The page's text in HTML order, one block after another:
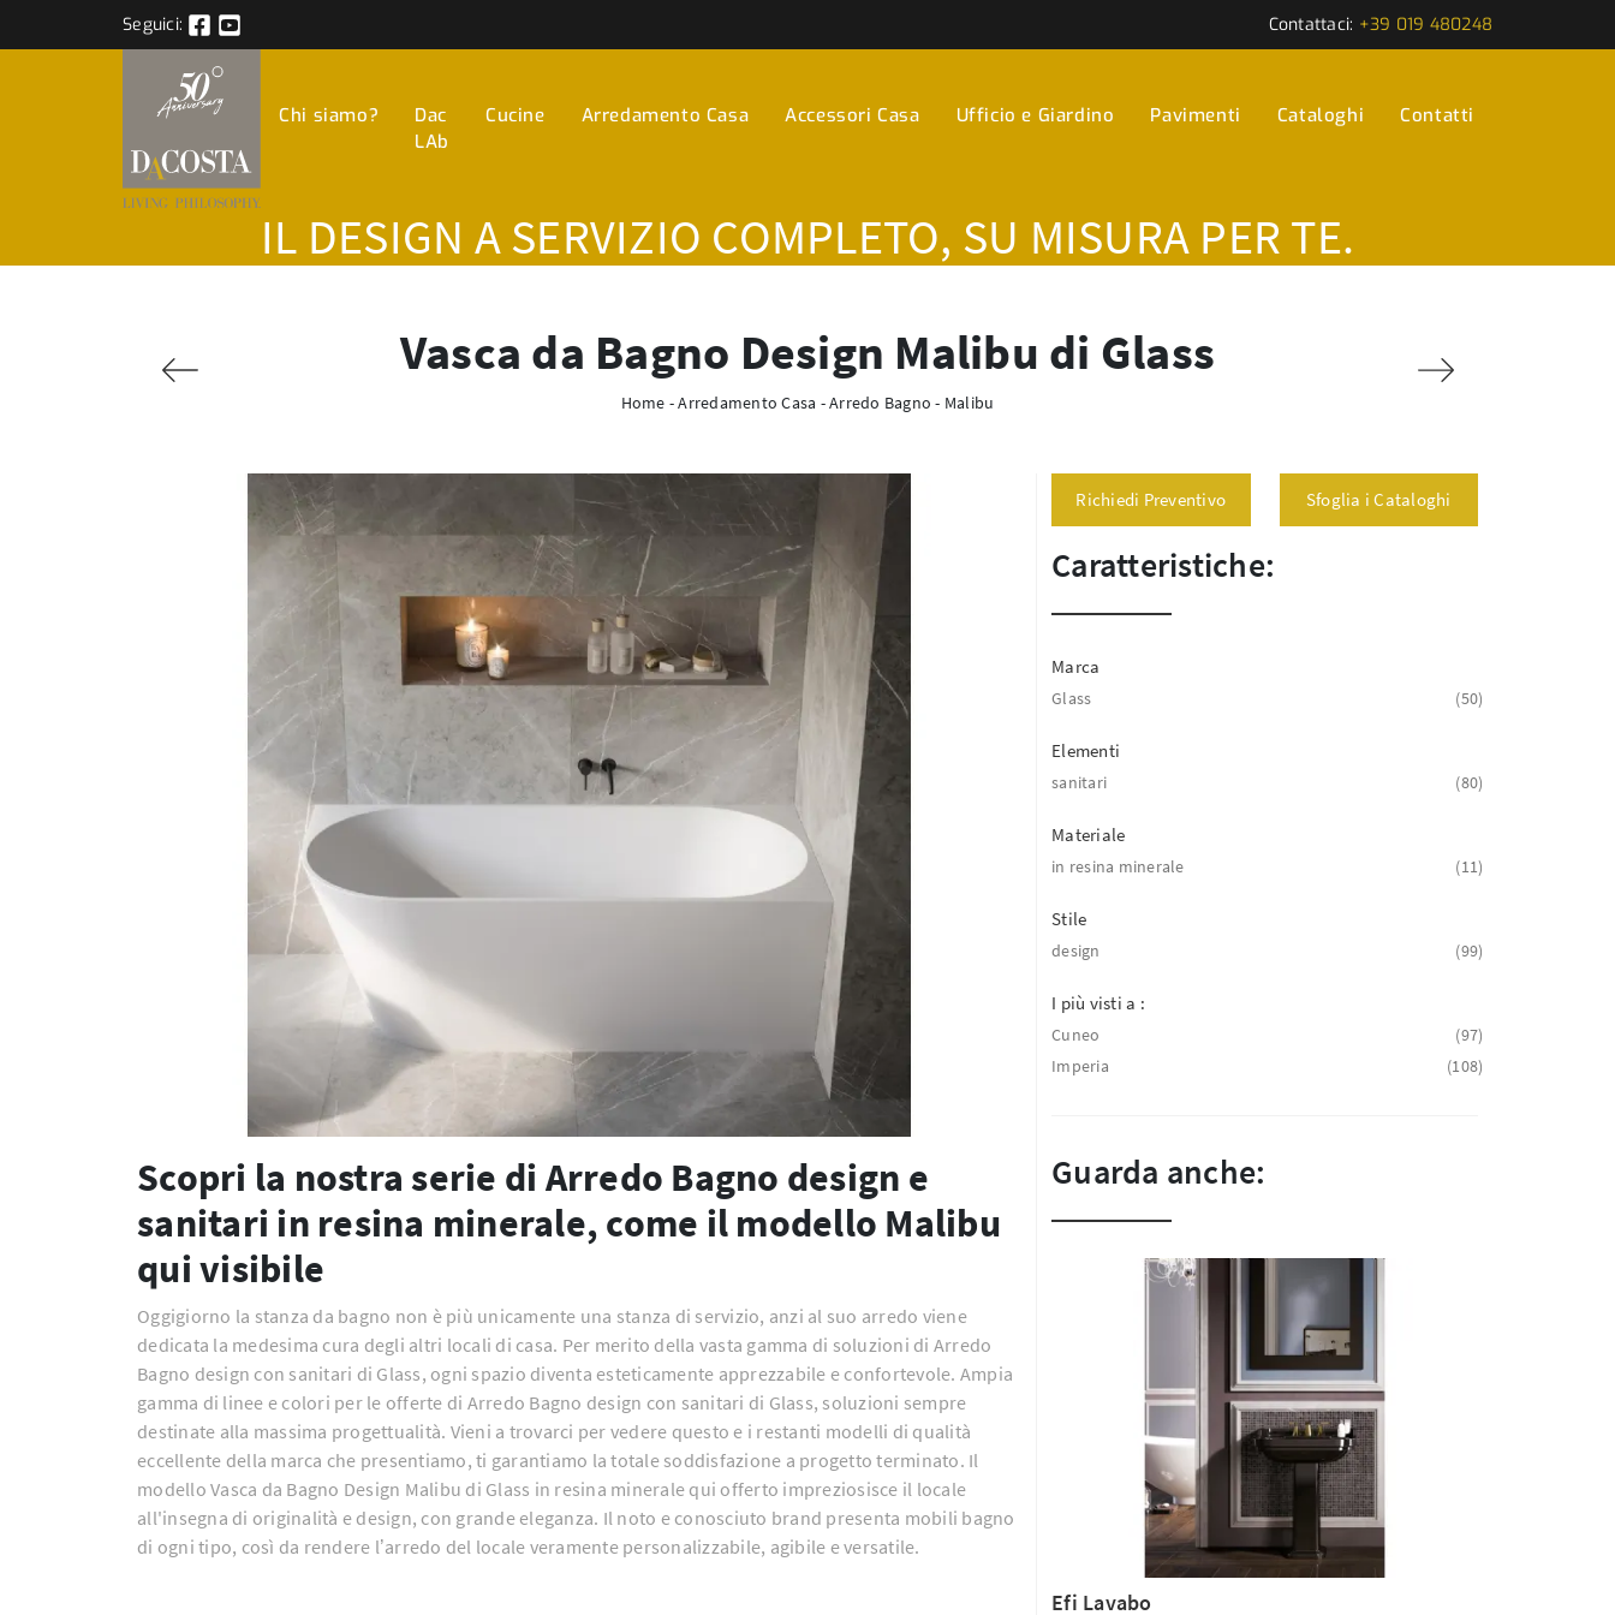
Seguici: Contattaci: +39 019 480248
Chi siamo?
Dac
LAb
Cucine Arredamento Casa Accessori Casa Ufficio e Giardino Pavimenti Cataloghi Contatti
IL DESIGN A SERVIZIO COMPLETO, SU MISURA PER TE.
Vasca da Bagno Design Malibu di Glass
Home -Arredamento Casa -Arredo Bagno - Malibu
Scopri la nostra serie di Arredo Bagno design e
sanitari in resina minerale, come il modello Malibu
qui visibile
Oggigiorno la stanza da bagno non è più unicamente una stanza di servizio, anzi al suo arredo viene
dedicata la medesima cura degli altri locali di casa. Per merito della vasta gamma di soluzioni di Arredo
Bagno design con sanitari di Glass, ogni spazio diventa esteticamente apprezzabile e confortevole. Ampia
gamma di linee e colori per le offerte di Arredo Bagno design con sanitari di Glass, soluzioni sempre
destinate alla massima progettualità. Vieni a trovarci per vedere questo e i restanti modelli di qualità
eccellente della marca che presentiamo, ti garantiamo la totale soddisfazione a progetto terminato. Il
modello Vasca da Bagno Design Malibu di Glass in resina minerale qui offerto impreziosisce il locale
all'insegna di originalità e design, con grande eleganza. Il noto e conosciuto brand presenta mobili bagno
di ogni tipo, così da rendere l’arredo del locale veramente personalizzabile, agibile e versatile.
Richiedi Preventivo Sfoglia i Cataloghi
Caratteristiche:
Marca
Glass 50
Elementi
sanitari 80
Materiale
in resina minerale 11
Stile
design 99
I più visti a :
Cuneo
97
Imperia
108
Guarda anche:
Efi Lavabo